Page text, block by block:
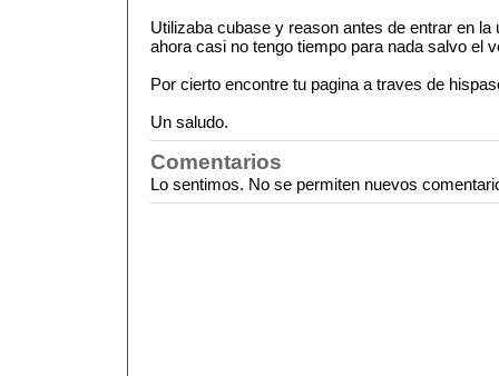
Utilizaba cubase y reason antes de entrar en
ahora casi no tengo tiempo para nada salvo el
Por cierto encontre tu pagina a traves de
Un saludo.
Comentarios
Lo sentimos. No se permiten nuevos